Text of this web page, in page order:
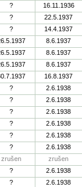
?
16.11.1936
?
22.5.1937
?
14.4.1937
8.6.1937
8.6.1937
8.6.1937
16.8.1937
?
2.6.1938
?
2.6.1938
?
2.6.1938
?
2.6.1938
?
2.6.1938
?
2.6.1938
zrušen
zrušen
?
2.6.1938
?
2.6.1938